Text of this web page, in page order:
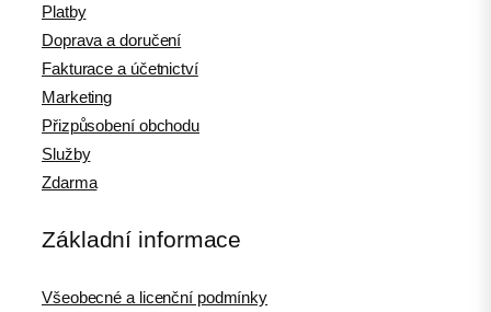
Platby
Doprava a doručení
Fakturace a účetnictví
Marketing
Přizpůsobení obchodu
Služby
Zdarma
Základní informace
Všeobecné a licenční podmínky